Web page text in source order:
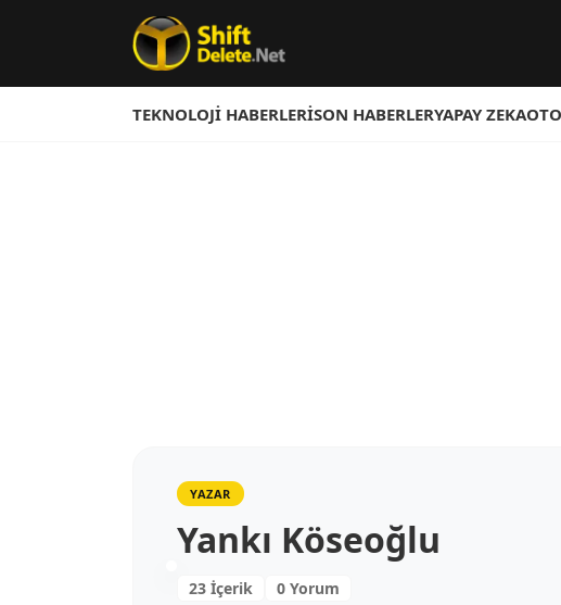
TEKNOLOJI HABERLERISON HABERLERYAPAY ZEKA
YAZAR
Yankı Köseoğlu
23 İçerik 0 Yorum